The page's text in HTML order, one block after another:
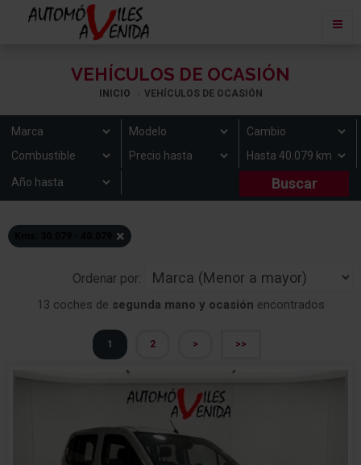
VEHÍCULOS DE OCASIÓN
INICIO VEHÍCULOS DE OCASIÓN
×
Ordenar por:
13 coches de segunda mano y ocasión encontrados
1 2 > >>